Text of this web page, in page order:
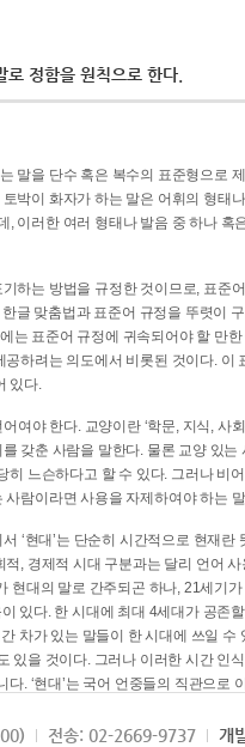
정함을 원칙으로 한다.
말을 단수 혹은 복수의 표준형으로
박이 화자가 하는 말은 어휘의 형태
이러한 여러 형태나 발음 중 하나 혹
하는 방법을 규정한 것이므로, 표준
글 맞춤법과 표준어 규정을 뚜렷이
는 표준어 규정에 귀속되어야 할 만
하려는 의도에서 비롯된 것이다. 이
있다.
여야 한다. 교양이란 ‘학문, 지식, 사
갖춘 사람을 말한다. 물론 교양 있는
느슨하다고 할 수 있다. 그러나 비
람이라면 사용을 자제하여야 하는
‘현대’는 단순히 시간적으로 현재란
, 경제적 시대 구분과는 달리 언어
현대의 말로 간주되곤 하나, 21세기
있다. 한 시대에 최대 4세대가 공존
차가 있는 말들이 한 시대에 쓰일 수
을 것이다. 그러나 이러한 시간 인식
. ‘현대’는 국어 언중들의 직관으로
어의 공용어적 성격을 가장 크게 드
전송: 02-2669-9737 개